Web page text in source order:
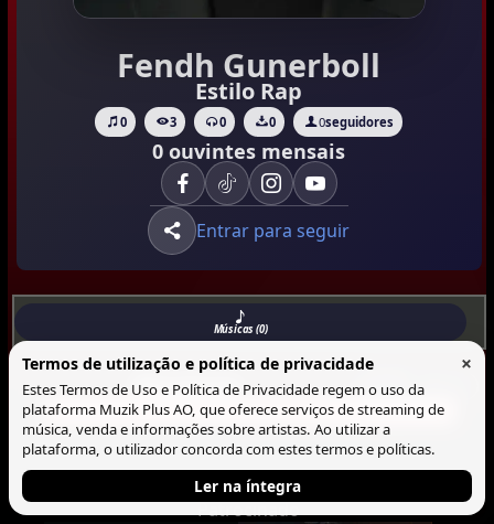
Fendh Gunerboll
Estilo Rap
0 3 0 0 0seguidores
0 ouvintes mensais
Entrar para seguir
Músicas (0)
Musicas Lista
Blocos
Não há Musica neste perfil.
Patrocinado
Termos de utilização e política de privacidade ×
Estes Termos de Uso e Política de Privacidade regem o uso da
plataforma Muzik Plus AO, que oferece serviços de streaming de
música, venda e informações sobre artistas. Ao utilizar a
plataforma, o utilizador concorda com estes termos e políticas.
Ler na íntegra